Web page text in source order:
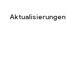
Aktualisierungen